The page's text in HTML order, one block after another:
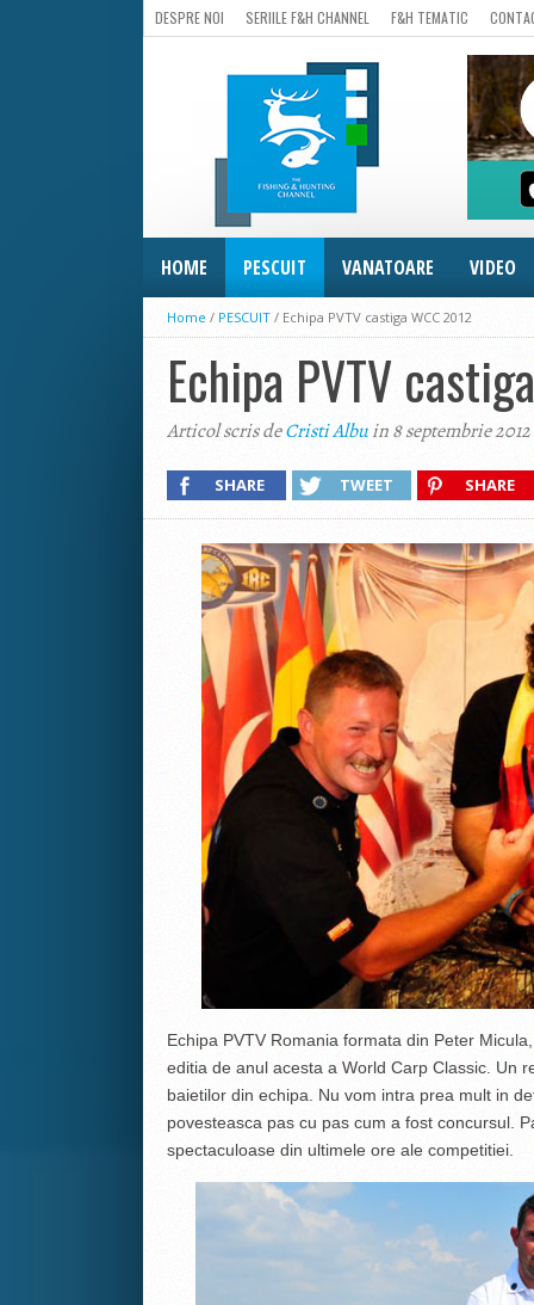
DESPRE NOI SERIILE F&H CHANNEL F&H TEMATIC
HOME PESCUIT VANATOARE VIDEO
Home / PESCUIT / Echipa PVTV castiga WCC 2012
Echipa PVTV
Articol scris deCristi Albuin 8 septembrie 2012
SHARE TWEET SHARE
Echipa PVTV Romania formata din Peter
editia de anul acesta a World Carp Classic. Un
baietilor din echipa. Nu vom intra prea mult in
povesteasca pas cu pas cum a fost concursul.
spectaculoase din ultimele ore ale competitiei.